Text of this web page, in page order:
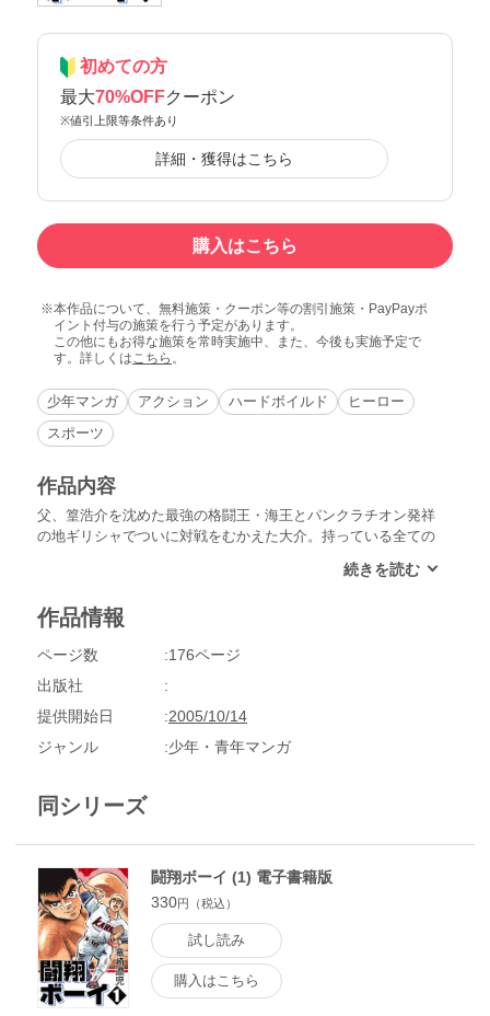
初めての方
最大70%OFFクーポン
※値引上限等条件あり
詳細・獲得はこちら
購入はこちら
本作品について、無料施策・クーポン等の割引施策・PayPayポ
イント付与の施策を行う予定があります。
この他にもお得な施策を常時実施中、また、今後も実施予定で
す。詳しくはこちら 。
少年マンガ アクション ハードボイルド
ヒーロー
スポーツ
作品内容
父、篁浩介を沈めた最強の格闘王・海王とパンクラチオン発祥
の地ギリシャでついに対戦をむかえた大介。持っている全ての
い続けることで成長してきた大介は、父を越え、海王と対等の
作品情報
ページ数
176ページ
出版社
提供開始日
2005/10/14
ジャンル
少年・青年マンガ
同シリーズ
闘翔ボーイ (1) 電子書籍版
330円（税込）
試し読み
購入はこちら